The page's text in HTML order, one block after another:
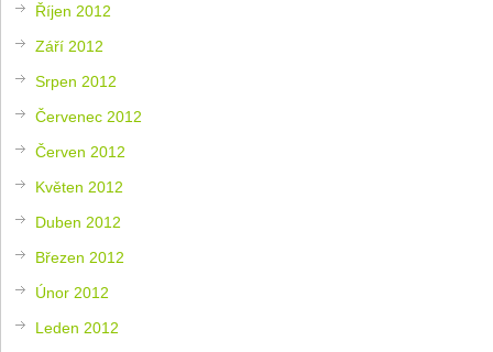
Říjen 2012
Září 2012
Srpen 2012
Červenec 2012
Červen 2012
Květen 2012
Duben 2012
Březen 2012
Únor 2012
Leden 2012